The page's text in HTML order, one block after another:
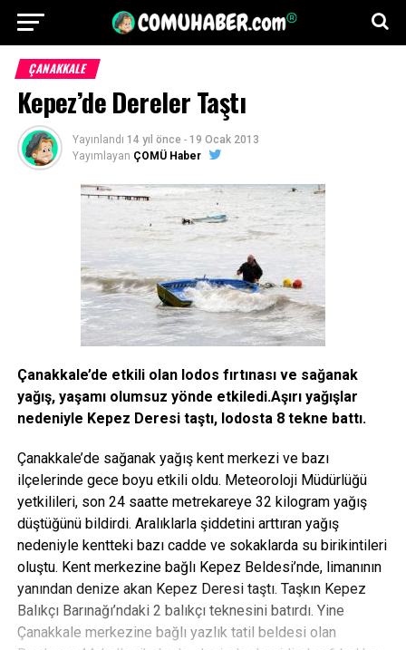
ÇANAKKALE
Kepez’de Dereler Taştı
Yayınlandı 14 yıl önce - 19 Ocak 2013
Yayımlayan ÇOMÜ Haber
Çanakkale’de etkili olan lodos fırtınası ve sağanak
yağış, yaşamı olumsuz yönde etkiledi.Aşırı yağışlar
nedeniyle Kepez Deresi taştı, lodosta 8 tekne battı.
Çanakkale’de sağanak yağış kent merkezi ve bazı
ilçelerinde gece boyu etkili oldu. Meteoroloji Müdürlüğü
yetkilileri, son 24 saatte metrekareye 32 kilogram yağış
düştüğünü bildirdi. Aralıklarla şiddetini arttıran yağış
nedeniyle kentteki bazı cadde ve sokaklarda su birikintileri
oluştu. Kent merkezine bağlı Kepez Beldesi’nde, limanının
yanından denize akan Kepez Deresi taştı. Taşkın Kepez
Balıkçı Barınağı’ndaki 2 balıkçı teknesini batırdı. Yine
Çanakkale merkezine bağlı yazlık tatil beldesi olan